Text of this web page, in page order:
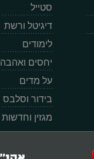
סטייל
דיגיטל ורשת
לימודים
יחסים ואהבה
על מדים
בידור וסלבס
מגזין וחדשות